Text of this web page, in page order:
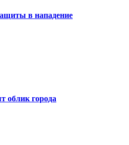
в нападение
облик города